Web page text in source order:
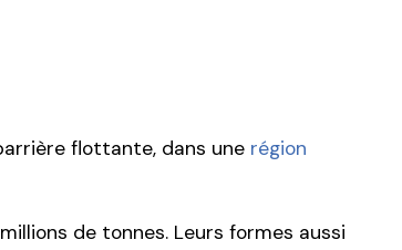
flottante, dans une région
de tonnes. Leurs formes aussi